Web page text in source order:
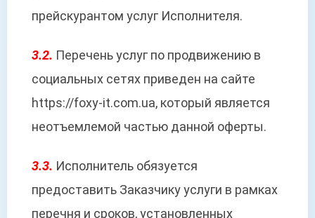
прейскурантом услуг Исполнителя.
3.2. Перечень услуг по продвижению в
социальных сетях приведен на сайте
https://foxy-it.com.ua, который является
неотъемлемой частью данной оферты.
3.3. Исполнитель обязуется
предоставить Заказчику услуги в рамках
перечня и сроков, установленных